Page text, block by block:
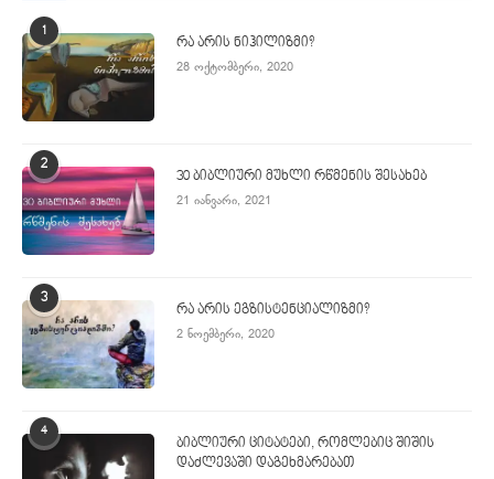
1
რა არის ნიჰილიზმი?
28 ოქტომბერი, 2020
2
30 ბიბლიური მუხლი რწმენის შესახებ
21 იანვარი, 2021
3
რა არის ეგზისტენციალიზმი?
2 ნოემბერი, 2020
4
ბიბლიური ციტატები, რომლებიც შიშის
დაძლევაში დაგეხმარებათ